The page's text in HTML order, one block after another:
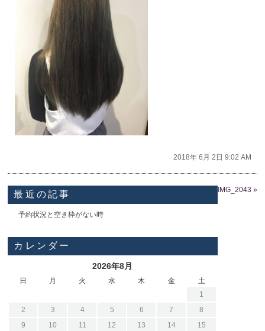
2018年 6月 2日 9:02 AM
IMG_2043 »
最近の記事
予約状況と空き枠がない時
カレンダー
2026年8月
日 月 火 水 木 金
土
1
2
3 4 5 6 7
8
9
10 11 12 13 14
15